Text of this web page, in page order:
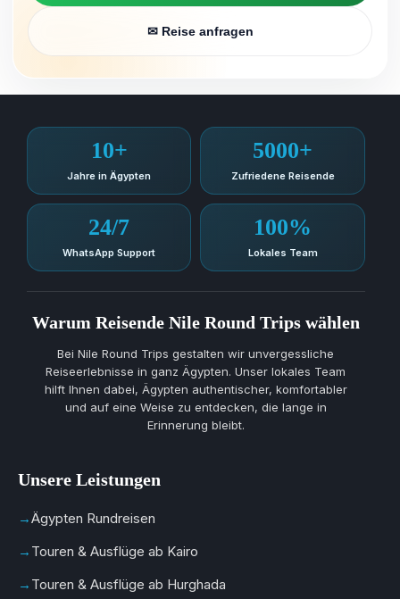
✉ Reise anfragen
10+
Jahre in Ägypten
5000+
Zufriedene Reisende
24/7
WhatsApp Support
100%
Lokales Team
Warum Reisende Nile Round Trips wählen
Bei Nile Round Trips gestalten wir unvergessliche
Reiseerlebnisse in ganz Ägypten. Unser lokales Team
hilft Ihnen dabei, Ägypten authentischer, komfortabler
und auf eine Weise zu entdecken, die lange in
Erinnerung bleibt.
Unsere Leistungen
Ägypten Rundreisen
Touren & Ausflüge ab Kairo
Touren & Ausflüge ab Hurghada